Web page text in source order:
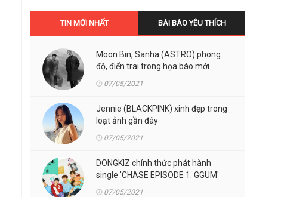
TIN MỚI NHẤT BÀI BÁO YÊU THÍCH
Moon Bin, Sanha (ASTRO) phong
độ, điển trai trong họa báo mới
07/05/2021
Jennie (BLACKPINK) xinh đẹp trong
loạt ảnh gần đây
07/05/2021
DONGKIZ chính thức phát hành
single 'CHASE EPISODE 1. GGUM'
07/05/2021